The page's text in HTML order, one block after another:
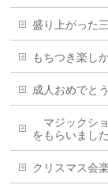
盛り上がった
もちつき楽し
成人おめでとう
マジックシ
をもらいました
クリスマス会